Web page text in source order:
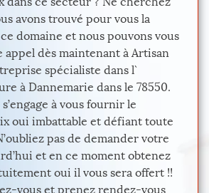
avons trouvé pour vous la
domaine et nous pouvons vous
appel dès maintenant à Artisan
spécialiste dans l`
à Dannemarie dans le 78550.
à vous fournir le
oui imbattable et défiant toute
pas de demander votre
et en ce moment obtenez
oui il vous sera offert !!
vous et prenez rendez-vous